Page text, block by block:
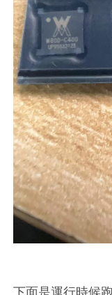
下面是運行時候